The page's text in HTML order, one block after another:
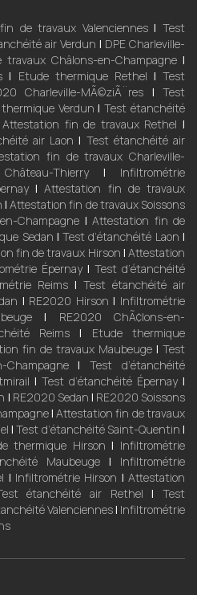
de travaux Valenciennes|Test
air Verdun | DPE Charleville-
Châlons-en-Champagne |
| Etude thermique Rethel |Test
Charleville-MÃ©ziÃ¨res | Test
Verdun |Test étanchéité
Attestation fin de travaux Rethel |
air Laon | Test étanchéité air
fin de travaux Charleville-
Thierry| Infiltrométrie
|Attestation fin de travaux
|Attestation fin de travaux Soissons
Champagne |Attestation fin de
Sedan |Test d’étanchéité Laon |
fin de travaux Hirson |Attestation
Épernay| Test d’étanchéité
Reims | Test étanchéité air
| RE2020 Hirson | Infiltrométrie
| RE2020 ChÃ¢lons-en-
Reims | Etude thermique
fin de travaux Maubeuge | Test
|Test d’étanchéité
| Test d’étanchéité Épernay|
| RE2020 Sedan | RE2020 Soissons
|Attestation fin de travaux
|Test d’étanchéité Saint-Quentin |
thermique Hirson | Infiltrométrie
Maubeuge | Infiltrométrie
| Infiltrométrie Hirson | Attestation
étanchéité air Rethel |Test
Valenciennes| Infiltrométrie